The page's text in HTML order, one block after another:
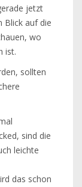
jetzt
Blick auf die
wo
ist.
sollten
sind die
leichte
das schon